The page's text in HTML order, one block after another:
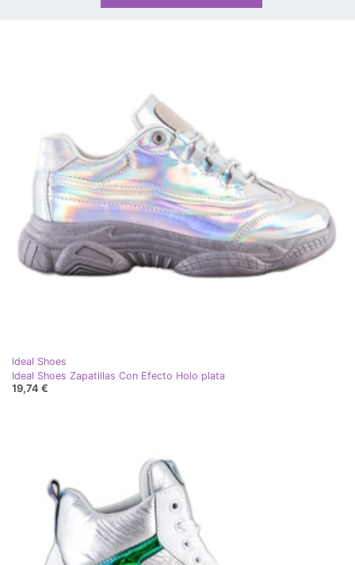
Ideal Shoes
Ideal Shoes Zapatillas Con Efecto Holo plata
19,74 €